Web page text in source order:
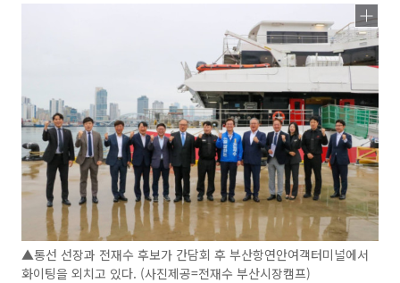
▲통선 선장과 전재수 후보가 간담회 후 부산항연안여객터미널에서
화이팅을 외치고 있다. (사진제공=전재수 부산시장캠프)